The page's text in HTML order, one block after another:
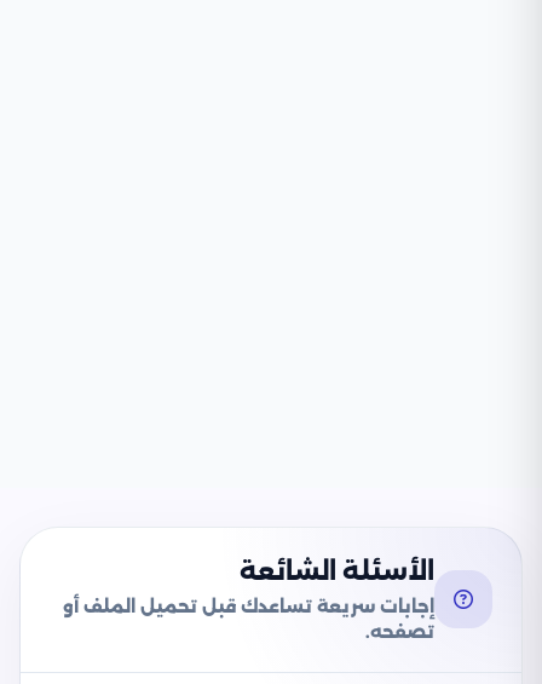
الأسئلة الشائعة
إجابات سريعة تساعدك قبل تحميل الملف أو
تصفحه.